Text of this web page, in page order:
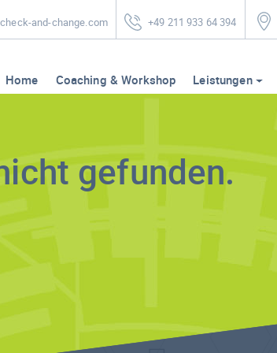
and-change.com +49 211 933 64 394
Home Coaching & Workshop Leistungen
gefunden.